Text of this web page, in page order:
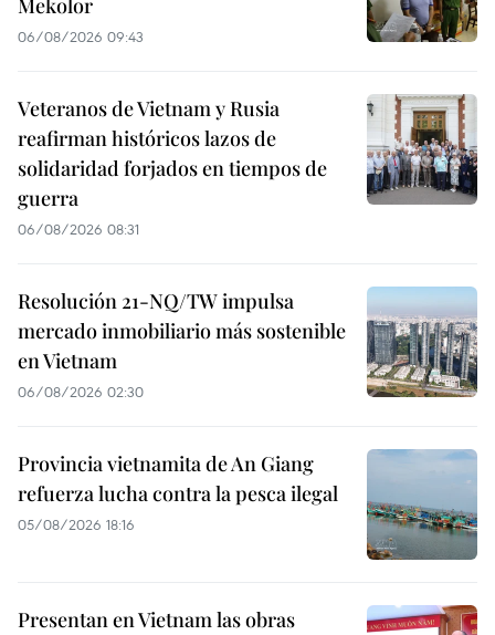
Mekolor
06/08/2026 09:43
Veteranos de Vietnam y Rusia
reafirman históricos lazos de
solidaridad forjados en tiempos de
guerra
06/08/2026 08:31
Resolución 21-NQ/TW impulsa
mercado inmobiliario más sostenible
en Vietnam
06/08/2026 02:30
Provincia vietnamita de An Giang
refuerza lucha contra la pesca ilegal
05/08/2026 18:16
Presentan en Vietnam las obras